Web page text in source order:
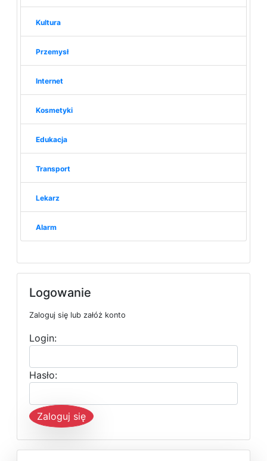
Kultura
Przemysł
Internet
Kosmetyki
Edukacja
Transport
Lekarz
Alarm
Logowanie
Zaloguj się lub załóż konto
Login:
Hasło:
Zaloguj się